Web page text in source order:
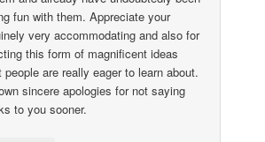
fun with them. Appreciate your
very accommodating and also for
this form of magnificent ideas
people are really eager to learn about.
sincere apologies for not saying
to you sooner.